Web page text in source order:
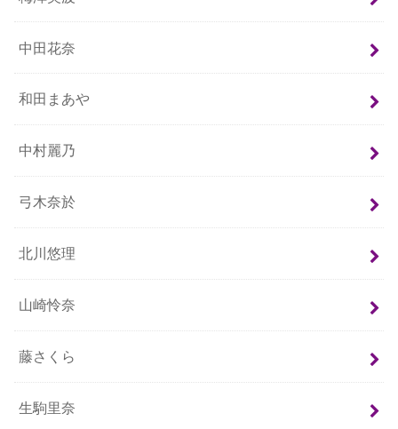
中田花奈
和田まあや
中村麗乃
弓木奈於
北川悠理
山崎怜奈
藤さくら
生駒里奈